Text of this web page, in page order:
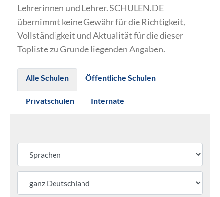
Lehrerinnen und Lehrer. SCHULEN.DE
übernimmt keine Gewähr für die Richtigkeit,
Vollständigkeit und Aktualität für die dieser
Topliste zu Grunde liegenden Angaben.
Alle Schulen Öffentliche Schulen
Privatschulen Internate